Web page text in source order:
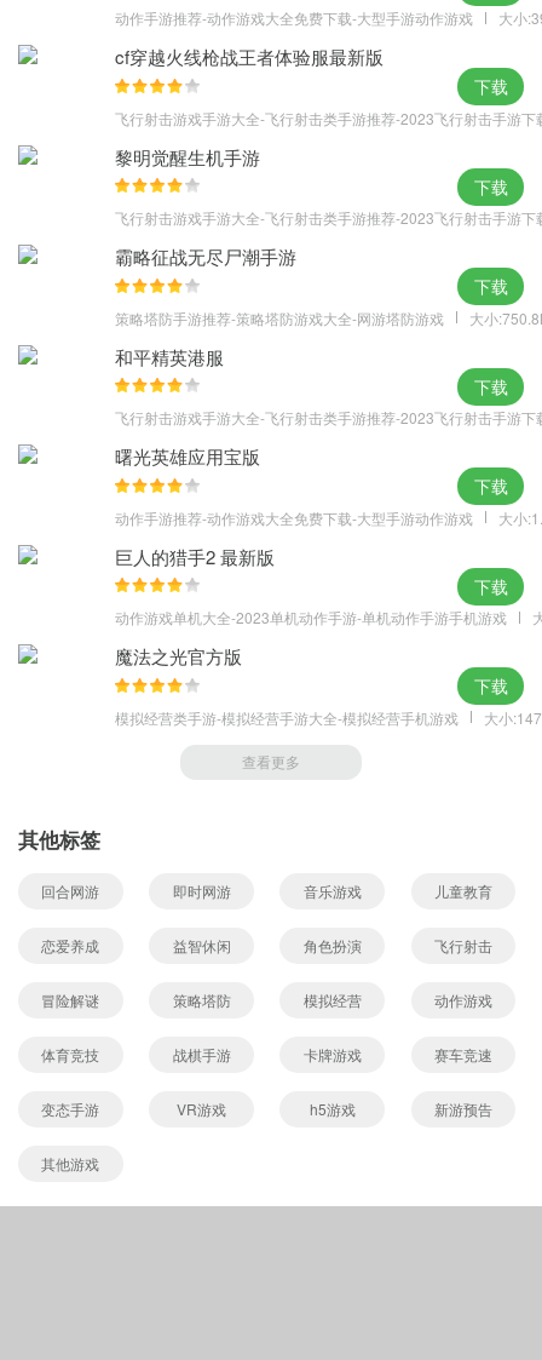
动作手游推荐-动作游戏大全免费下载-大型手游动作游戏 大小
cf穿越火线枪战王者体验服最新版
飞行射击游戏手游大全-飞行射击类手游推荐-2023飞行射击手游下
下载
黎明觉醒生机手游
飞行射击游戏手游大全-飞行射击类手游推荐-2023飞行射击手游下
下载
霸略征战无尽尸潮手游
策略塔防手游推荐-策略塔防游戏大全-网游塔防游戏 大小
下载
和平精英港服
飞行射击游戏手游大全-飞行射击类手游推荐-2023飞行射击手游下
下载
曙光英雄应用宝版
动作手游推荐-动作游戏大全免费下载-大型手游动作游戏 大小
下载
巨人的猎手2 最新版
动作游戏单机大全-2023单机动作手游-单机动作手游手机游戏
下载
魔法之光官方版
模拟经营类手游-模拟经营手游大全-模拟经营手机游戏 大小
下载
查看更多
其他标签
回合网游 即时网游 音乐游戏 儿童教育
恋爱养成 益智休闲 角色扮演 飞行射击
冒险解谜 策略塔防 模拟经营 动作游戏
体育竞技 战棋手游 卡牌游戏 赛车竞速
变态手游 VR游戏 h5游戏 新游预告
其他游戏